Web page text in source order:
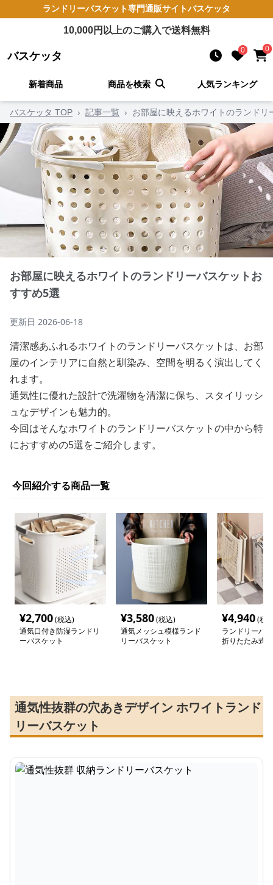
ランドリーバスケット専門通販サイトバスケッタ
10,000円以上のご購入で送料無料
バスケッタ 0 0
新着商品 商品を検索 人気ランキング
バスケッタ TOP › 記事一覧 › お部屋に映えるホワイトのランドリ
お部屋に映えるホワイトのランドリーバスケットお
すすめ5選
更新日 2026-06-18
清潔感あふれるホワイトのランドリーバスケットは、お部
屋のインテリアに自然と馴染み、空間を明るく演出してく
れます。
通気性に優れた設計で洗濯物を清潔に保ち、スタイリッシ
ュなデザインも魅力的。
今回はそんなホワイトのランドリーバスケットの中から特
におすすめの5選をご紹介します。
今回紹介する商品一覧
¥2,700(税込)
通気口付き防湿ランドリ
ーバスケット
¥3,580(税込)
通気メッシュ模様ランド
リーバスケット
¥4,940(税
ランドリーバ
折りたたみ式
通気性抜群の穴あきデザイン ホワイトランド
リーバスケット